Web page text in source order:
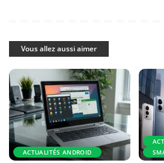
Vous allez aussi aimer
ACTUALITÉS ANDROID